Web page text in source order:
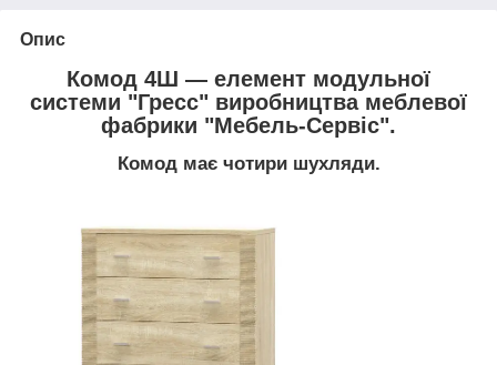
Опис
Комод 4Ш — елемент модульної
системи "Гресс" виробництва меблевої
фабрики "Мебель-Сервіс".
Комод має чотири шухляди.